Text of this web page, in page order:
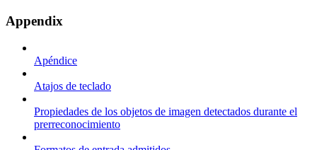
Appendix
Apéndice
Atajos de teclado
Propiedades de los objetos de imagen detectados durante el
prerreconocimiento